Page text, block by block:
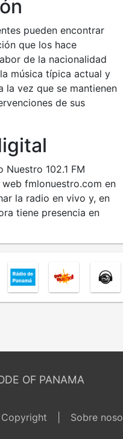
pueden encontrar
que los hace
de la nacionalidad
música típica actual y
la vez que se mantienen
de sus
102.1 FM
fmlonuestro.com en
la radio en vivo y, en
tiene presencia en
OF PANAMA
Copyright Sobre